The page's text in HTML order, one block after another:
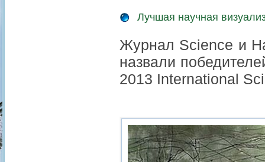
Лучшая научная
Журнал Science и
назвали
2013 International